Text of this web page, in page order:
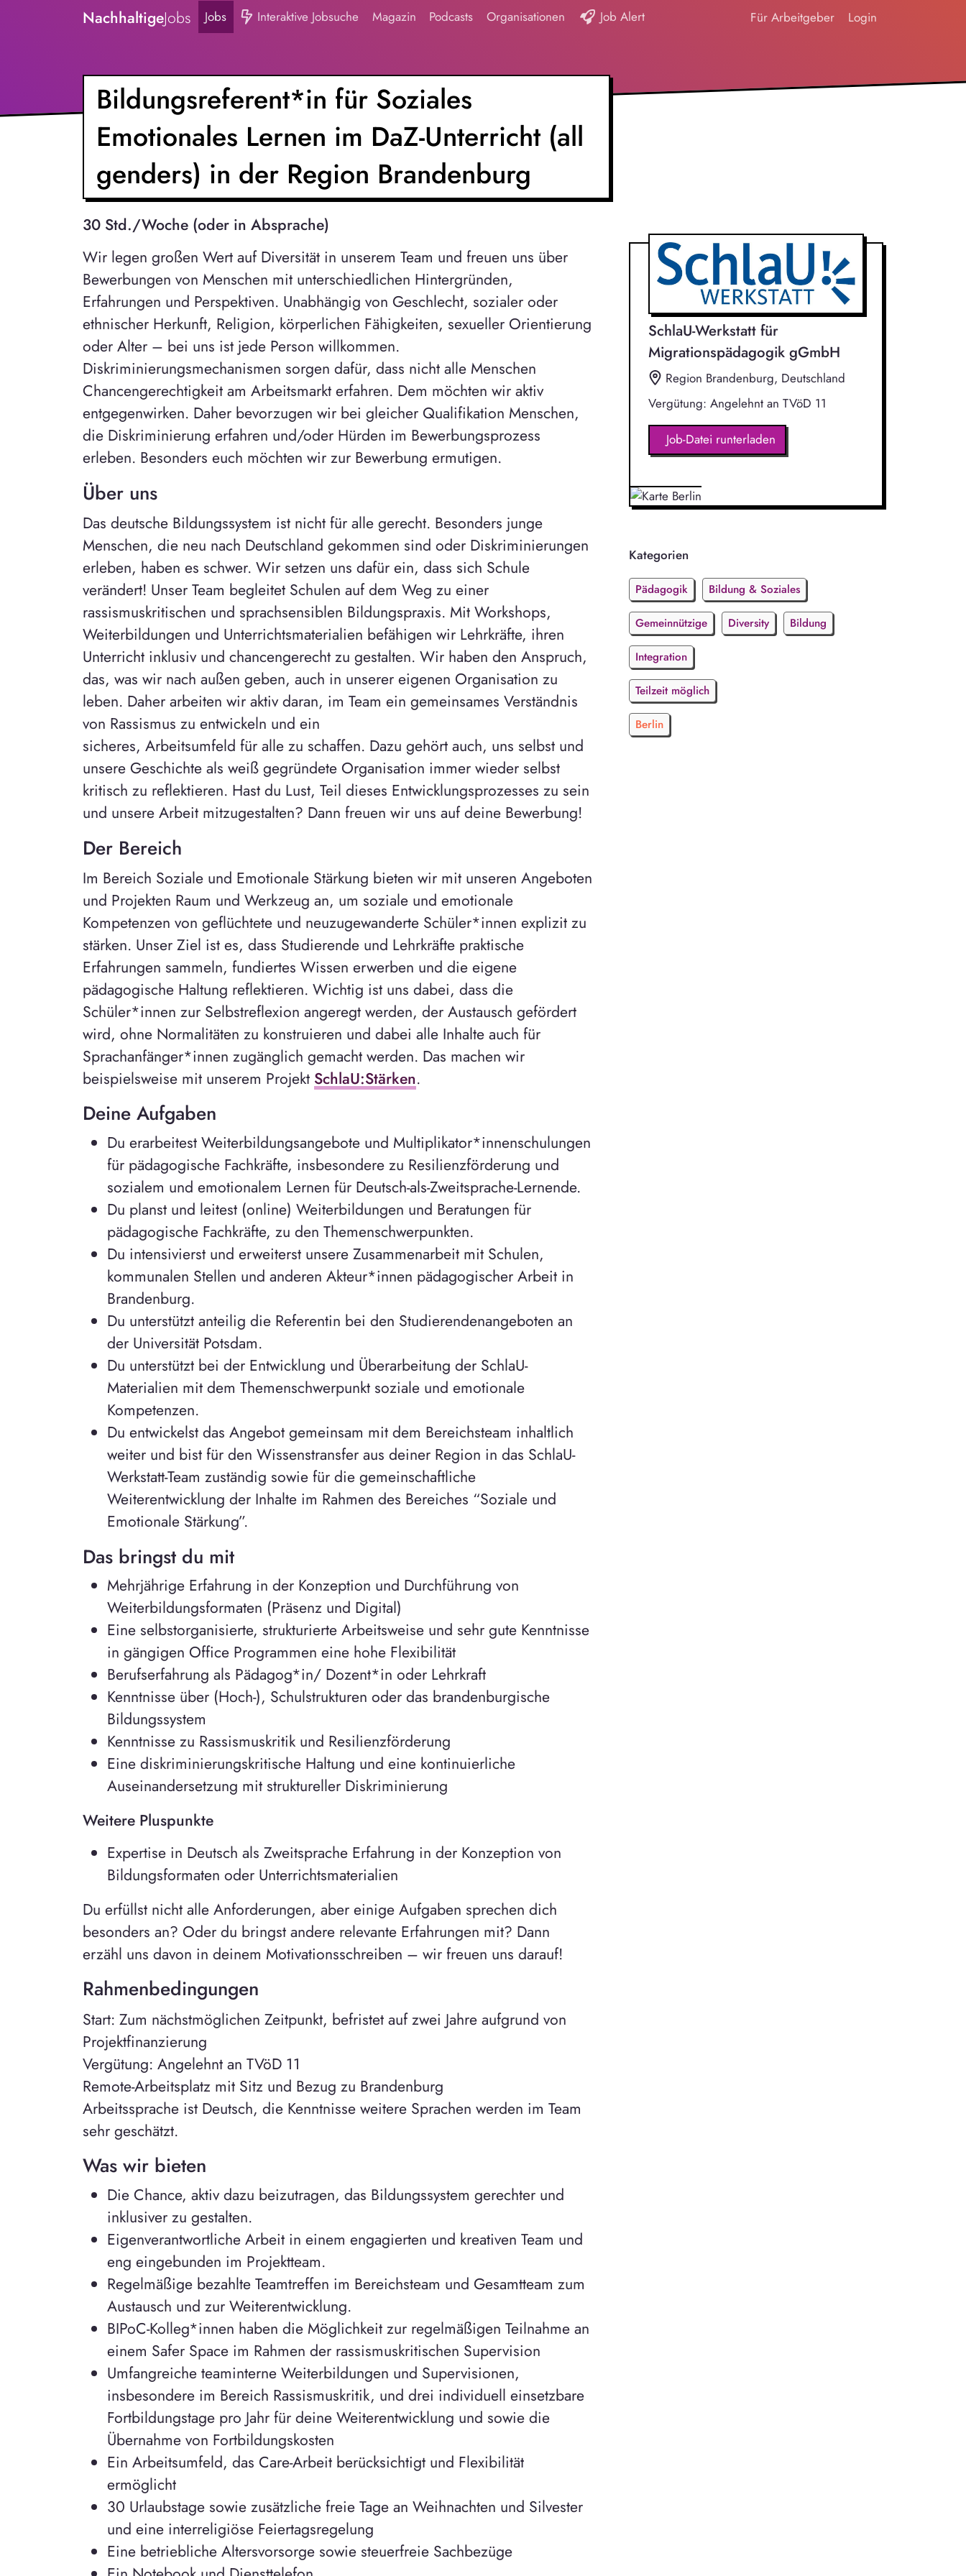
NachhaltigeJobs Jobs Interaktive Jobsuche Magazin Podcasts Organisationen Job Alert Für Arbeitgeber Login
Bildungsreferent*in für Soziales
Emotionales Lernen im DaZ-Unterricht (all
genders) in der Region Brandenburg
30 Std./Woche (oder in Absprache)
Wir legen großen Wert auf Diversität in unserem Team und freuen uns über
Bewerbungen von Menschen mit unterschiedlichen Hintergründen,
Erfahrungen und Perspektiven. Unabhängig von Geschlecht, sozialer oder
ethnischer Herkunft, Religion, körperlichen Fähigkeiten, sexueller Orientierung
oder Alter – bei uns ist jede Person willkommen.
Diskriminierungsmechanismen sorgen dafür, dass nicht alle Menschen
Chancengerechtigkeit am Arbeitsmarkt erfahren. Dem möchten wir aktiv
entgegenwirken. Daher bevorzugen wir bei gleicher Qualifikation Menschen,
die Diskriminierung erfahren und/oder Hürden im Bewerbungsprozess
erleben. Besonders euch möchten wir zur Bewerbung ermutigen.
Über uns
Das deutsche Bildungssystem ist nicht für alle gerecht. Besonders junge
Menschen, die neu nach Deutschland gekommen sind oder Diskriminierungen
erleben, haben es schwer. Wir setzen uns dafür ein, dass sich Schule
verändert! Unser Team begleitet Schulen auf dem Weg zu einer
rassismuskritischen und sprachsensiblen Bildungspraxis. Mit Workshops,
Weiterbildungen und Unterrichtsmaterialien befähigen wir Lehrkräfte, ihren
Unterricht inklusiv und chancengerecht zu gestalten. Wir haben den Anspruch,
das, was wir nach außen geben, auch in unserer eigenen Organisation zu
leben. Daher arbeiten wir aktiv daran, im Team ein gemeinsames Verständnis
von Rassismus zu entwickeln und ein
sicheres, Arbeitsumfeld für alle zu schaffen. Dazu gehört auch, uns selbst und
unsere Geschichte als weiß gegründete Organisation immer wieder selbst
kritisch zu reflektieren. Hast du Lust, Teil dieses Entwicklungsprozesses zu sein
und unsere Arbeit mitzugestalten? Dann freuen wir uns auf deine Bewerbung!
Der Bereich
Im Bereich Soziale und Emotionale Stärkung bieten wir mit unseren Angeboten
und Projekten Raum und Werkzeug an, um soziale und emotionale
Kompetenzen von geflüchtete und neuzugewanderte Schüler*innen explizit zu
stärken. Unser Ziel ist es, dass Studierende und Lehrkräfte praktische
Erfahrungen sammeln, fundiertes Wissen erwerben und die eigene
pädagogische Haltung reflektieren. Wichtig ist uns dabei, dass die
Schüler*innen zur Selbstreflexion angeregt werden, der Austausch gefördert
wird, ohne Normalitäten zu konstruieren und dabei alle Inhalte auch für
Sprachanfänger*innen zugänglich gemacht werden. Das machen wir
beispielsweise mit unserem Projekt SchlaU:Stärken.
Deine Aufgaben
Du erarbeitest Weiterbildungsangebote und Multiplikator*innenschulungen
für pädagogische Fachkräfte, insbesondere zu Resilienzförderung und
sozialem und emotionalem Lernen für Deutsch-als-Zweitsprache-Lernende.
Du planst und leitest (online) Weiterbildungen und Beratungen für
pädagogische Fachkräfte, zu den Themenschwerpunkten.
Du intensivierst und erweiterst unsere Zusammenarbeit mit Schulen,
kommunalen Stellen und anderen Akteur*innen pädagogischer Arbeit in
Brandenburg.
Du unterstützt anteilig die Referentin bei den Studierendenangeboten an
der Universität Potsdam.
Du unterstützt bei der Entwicklung und Überarbeitung der SchlaU-
Materialien mit dem Themenschwerpunkt soziale und emotionale
Kompetenzen.
Du entwickelst das Angebot gemeinsam mit dem Bereichsteam inhaltlich
weiter und bist für den Wissenstransfer aus deiner Region in das SchlaU-
Werkstatt-Team zuständig sowie für die gemeinschaftliche
Weiterentwicklung der Inhalte im Rahmen des Bereiches “Soziale und
Emotionale Stärkung”.
Das bringst du mit
Mehrjährige Erfahrung in der Konzeption und Durchführung von
Weiterbildungsformaten (Präsenz und Digital)
Eine selbstorganisierte, strukturierte Arbeitsweise und sehr gute Kenntnisse
in gängigen Office Programmen eine hohe Flexibilität
Berufserfahrung als Pädagog*in/ Dozent*in oder Lehrkraft
Kenntnisse über (Hoch-), Schulstrukturen oder das brandenburgische
Bildungssystem
Kenntnisse zu Rassismuskritik und Resilienzförderung
Eine diskriminierungskritische Haltung und eine kontinuierliche
Auseinandersetzung mit struktureller Diskriminierung
Weitere Pluspunkte
Expertise in Deutsch als Zweitsprache Erfahrung in der Konzeption von
Bildungsformaten oder Unterrichtsmaterialien
Du erfüllst nicht alle Anforderungen, aber einige Aufgaben sprechen dich
besonders an? Oder du bringst andere relevante Erfahrungen mit? Dann
erzähl uns davon in deinem Motivationsschreiben – wir freuen uns darauf!
Rahmenbedingungen
Start: Zum nächstmöglichen Zeitpunkt, befristet auf zwei Jahre aufgrund von
Projektfinanzierung
Vergütung: Angelehnt an TVöD 11
Remote-Arbeitsplatz mit Sitz und Bezug zu Brandenburg
Arbeitssprache ist Deutsch, die Kenntnisse weitere Sprachen werden im Team
sehr geschätzt.
Was wir bieten
Die Chance, aktiv dazu beizutragen, das Bildungssystem gerechter und
inklusiver zu gestalten.
Eigenverantwortliche Arbeit in einem engagierten und kreativen Team und
eng eingebunden im Projektteam.
Regelmäßige bezahlte Teamtreffen im Bereichsteam und Gesamtteam zum
Austausch und zur Weiterentwicklung.
BIPoC-Kolleg*innen haben die Möglichkeit zur regelmäßigen Teilnahme an
einem Safer Space im Rahmen der rassismuskritischen Supervision
Umfangreiche teaminterne Weiterbildungen und Supervisionen,
insbesondere im Bereich Rassismuskritik, und drei individuell einsetzbare
Fortbildungstage pro Jahr für deine Weiterentwicklung und sowie die
Übernahme von Fortbildungskosten
Ein Arbeitsumfeld, das Care-Arbeit berücksichtigt und Flexibilität
ermöglicht
30 Urlaubstage sowie zusätzliche freie Tage an Weihnachten und Silvester
und eine interreligiöse Feiertagsregelung
Eine betriebliche Altersvorsorge sowie steuerfreie Sachbezüge
SchlaU-Werkstatt für
Migrationspädagogik gGmbH
Region Brandenburg, Deutschland
Vergütung: Angelehnt an TVöD 11
Job-Datei runterladen
Kategorien
Pädagogik Bildung & Soziales
Gemeinnützige Diversity Bildung
Integration
Teilzeit möglich
Berlin